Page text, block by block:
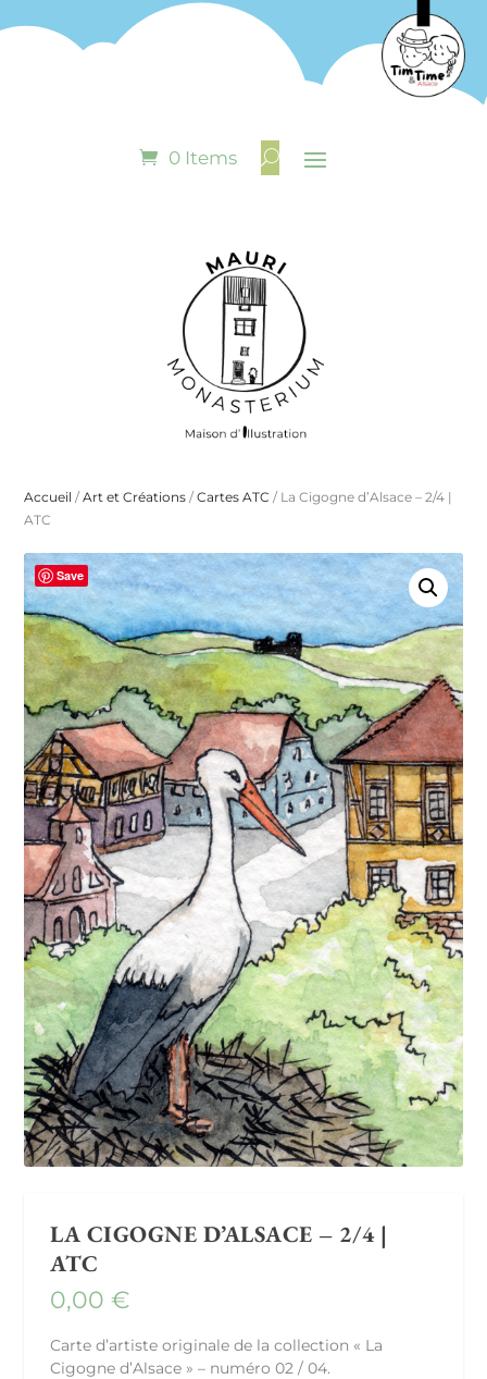
0 Items
Accueil /Art et Créations /Cartes ATC / La Cigogne d’Alsace – 2/4 |
ATC
Save
LA CIGOGNE D’ALSACE – 2/4 |
ATC
0,00€
Carte d’artiste originale de la collection « La
Cigogne d’Alsace » – numéro 02 / 04.